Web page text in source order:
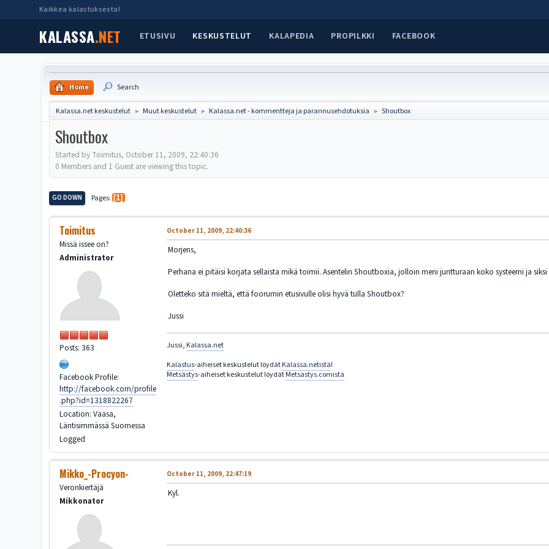
Kaikkea kalastuksesta!
KALASSA.NET ETUSIVU KESKUSTELUT KALAPEDIA PROPILKKI FACEBOOK
Home Search
Kalassa.net keskustelut ► Muut keskustelut ► Kalassa.net - kommentteja ja parannusehdotuksia ► Shoutbox
Shoutbox
Started by Toimitus, October 11, 2009, 22:40:36
0 Members and 1 Guest are viewing this topic.
GO DOWN Pages 1
Toimitus
Missä issee on?
Administrator
Posts: 363
Facebook Profile:
http://facebook.com/profile
.php?id=1318822267
Location: Vaasa,
Läntisimmässä Suomessa
Logged
October 11, 2009, 22:40:36
Morjens,
Perhana ei pitäisi korjata sellaista mikä toimii. Asentelin Shoutboxia, jolloin meni juntturaan koko systeemi ja
Oletteko sitä mieltä, että foorumin etusivulle olisi hyvä tulla Shoutbox?
Jussi
Jussi, Kalassa.net
Kalastus-aiheiset keskustelut löydätKalassa.netistä!
Metsästys-aiheiset keskustelut löydätMetsastys.comista
Mikko_-Procyon-
Veronkiertäjä
Mikkonator
October 11, 2009, 22:47:19
Kyl.